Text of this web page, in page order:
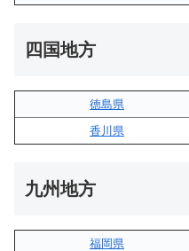
四国地方
徳島県
香川県
九州地方
福岡県